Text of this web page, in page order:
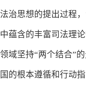
治思想的提出过程
蕴含的丰富司法理
域坚持“两个结合”
的根本遵循和行动